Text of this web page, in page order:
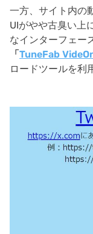
一方、サイト内の
UIがやや古臭い上
なインターフェー
「 TuneFab
ロードツールを利